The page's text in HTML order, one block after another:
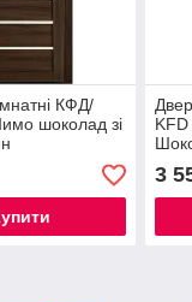
КФД/
шоколад зі
3